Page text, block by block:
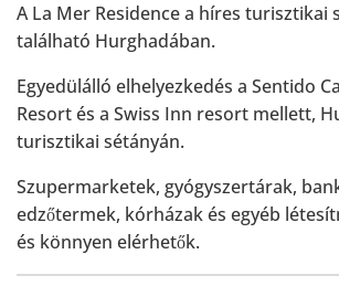
A La Mer Residence a híres turisztikai
található Hurghadában.
Egyedülálló elhelyezkedés a Sentido
Resort és a Swiss Inn resort mellett,
turisztikai sétányán.
Szupermarketek, gyógyszertárak,
edzőtermek, kórházak és egyéb
és könnyen elérhetők.